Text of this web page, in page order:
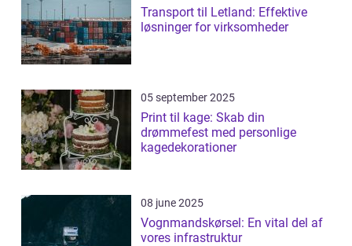
Transport til Letland: Effektive
løsninger for virksomheder
05 september 2025
Print til kage: Skab din
drømmefest med personlige
kagedekorationer
08 june 2025
Vognmandskørsel: En vital del af
vores infrastruktur